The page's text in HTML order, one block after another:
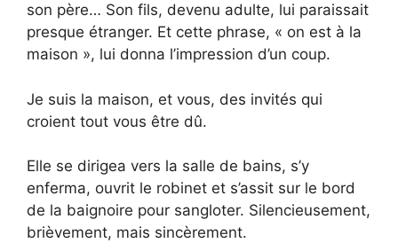
son père… Son fils, devenu adulte, lui paraissait
presque étranger. Et cette phrase, « on est à la
maison », lui donna l’impression d’un coup.
Je suis la maison, et vous, des invités qui
croient tout vous être dû.
Elle se dirigea vers la salle de bains, s’y
enferma, ouvrit le robinet et s’assit sur le bord
de la baignoire pour sangloter. Silencieusement,
brièvement, mais sincèrement.